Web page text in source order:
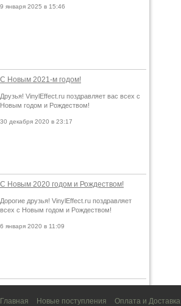
9 января 2025 в 15:46
С Новым 2021-м годом!
Друзья! VinylEffect.ru поздравляет вас всех с
Новым годом и Рождеством!
30 декабря 2020 в 23:17
С Новым 2020 годом и Рождеством!
Дорогие друзья! VinylEffect.ru поздравляет
всех с Новым годом и Рождеством!
6 января 2020 в 11:09
Главная Новые поступления Оплата и Доставка